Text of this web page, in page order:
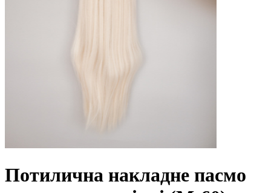
Потилична накладне пасмо